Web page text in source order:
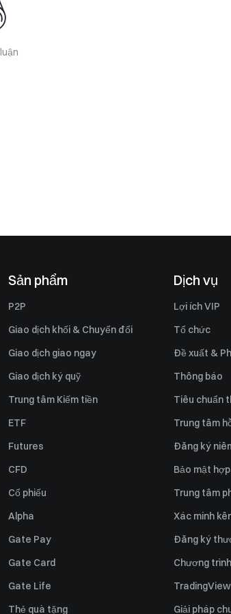
Sản phẩm
P2P
Giao dịch khối & Chuyển đổi
Giao dịch giao ngay
Giao dịch ký quỹ
Trung tâm Kiếm tiền
ETF
Futures
CFD
Cổ phiếu
Alpha
Gate Pay
Gate Card
Gate Life
Thẻ quà tặng
Dịch vụ
Lợi ích VIP
Tổ chức
Đề xuất &
Thông báo
Tiêu chuẩn
Trung tâm
Đăng ký
Bảo mật
Trung tâm
Xác minh
Đăng ký
Chương
TradingView
Giải pháp